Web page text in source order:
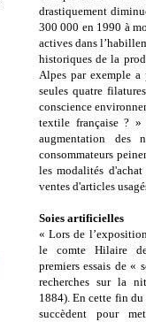
drastiquement
300 000 en 1990 à
actives dans
historiques de la
Alpes par exemple
seules quatre
conscience
textile française ? »
augmentation des
consommateurs
les modalités
ventes d'articles
Soies artificielles
« Lors de
le comte Hilaire
premiers essais de «
recherches sur la
1884). En cette fin
succèdent pour